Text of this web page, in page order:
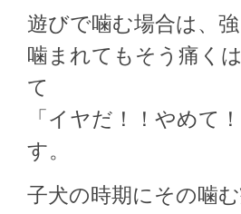
遊びで噛む場合は、
噛まれてもそう痛く
て
「イヤだ！！やめて
す。
子犬の時期にその噛